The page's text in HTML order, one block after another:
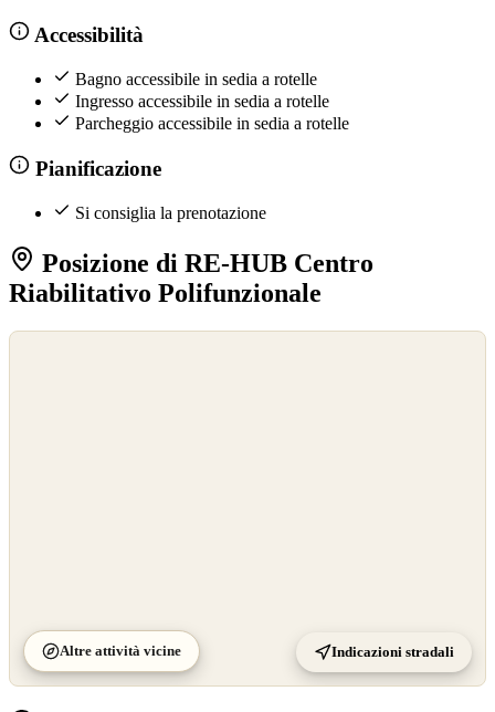
Accessibilità
Bagno accessibile in sedia a rotelle
Ingresso accessibile in sedia a rotelle
Parcheggio accessibile in sedia a rotelle
Pianificazione
Si consiglia la prenotazione
Posizione di RE-HUB Centro
Riabilitativo Polifunzionale
Altre attività vicine Indicazioni stradali